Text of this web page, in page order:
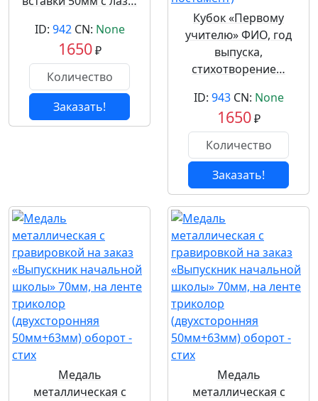
ID: 942CN: None
1650₽
Заказать!
Кубок «Первому
учителю» ФИО, год
выпуска,
стихотворение…
ID: 943CN: None
1650₽
Заказать!
Медаль
металлическая с
Медаль
металлическая с